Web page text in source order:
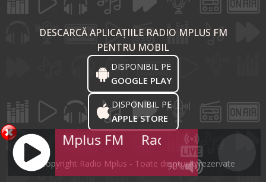
DESCARCĂ APLICAȚIILE RADIO MPLUS FM
PENTRU MOBIL
DISPONIBIL PE
GOOGLE PLAY
DISPONIBIL PE
APPLE STORE
© Copyright Radio Mplus - Toate drepturile rezervate
90%
Radio Mplus FM Radio Mplus FM